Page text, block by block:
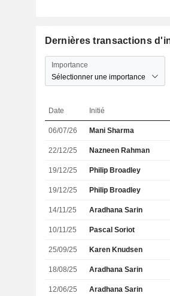
Dernières transactions
Importance
Sélectionner une importance
Date Initié
06/07/26 Mani Sharma
22/12/25 Nazneen Rahman
19/12/25 Philip Broadley
19/12/25 Philip Broadley
14/11/25 Aradhana Sarin
10/11/25 Pascal Soriot
25/09/25 Karen Knudsen
18/08/25 Aradhana Sarin
12/06/25 Aradhana Sarin